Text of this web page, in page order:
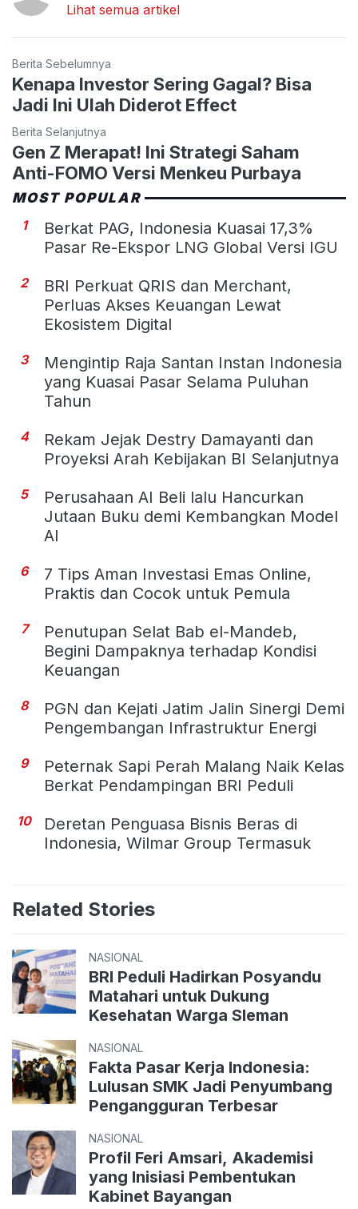
Lihat semua artikel
Berita Sebelumnya
Kenapa Investor Sering Gagal? Bisa
Jadi Ini Ulah Diderot Effect
Berita Selanjutnya
Gen Z Merapat! Ini Strategi Saham
Anti-FOMO Versi Menkeu Purbaya
MOST POPULAR
1
Berkat PAG, Indonesia Kuasai 17,3%
Pasar Re-Ekspor LNG Global Versi IGU
2
BRI Perkuat QRIS dan Merchant,
Perluas Akses Keuangan Lewat
Ekosistem Digital
3
Mengintip Raja Santan Instan Indonesia
yang Kuasai Pasar Selama Puluhan
Tahun
4
Rekam Jejak Destry Damayanti dan
Proyeksi Arah Kebijakan BI Selanjutnya
5
Perusahaan AI Beli lalu Hancurkan
Jutaan Buku demi Kembangkan Model
AI
6
7 Tips Aman Investasi Emas Online,
Praktis dan Cocok untuk Pemula
7
Penutupan Selat Bab el-Mandeb,
Begini Dampaknya terhadap Kondisi
Keuangan
8
PGN dan Kejati Jatim Jalin Sinergi Demi
Pengembangan Infrastruktur Energi
9
Peternak Sapi Perah Malang Naik Kelas
Berkat Pendampingan BRI Peduli
10
Deretan Penguasa Bisnis Beras di
Indonesia, Wilmar Group Termasuk
Related Stories
NASIONAL
BRI Peduli Hadirkan Posyandu
Matahari untuk Dukung
Kesehatan Warga Sleman
NASIONAL
Fakta Pasar Kerja Indonesia:
Lulusan SMK Jadi Penyumbang
Pengangguran Terbesar
NASIONAL
Profil Feri Amsari, Akademisi
yang Inisiasi Pembentukan
Kabinet Bayangan